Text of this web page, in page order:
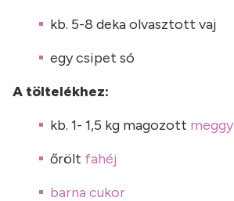
kb. 5-8 deka olvasztott vaj
egy csipet só
A töltelékhez:
kb. 1- 1,5 kg magozott meggy
őrölt fahéj
barna cukor